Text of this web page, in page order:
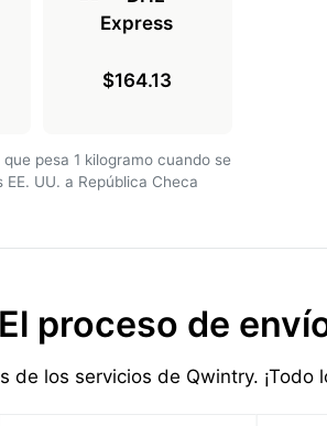
$164.13
pesa 1 kilogramo cuando se
UU. a República Checa
El proceso de
de los servicios de Qwintry.